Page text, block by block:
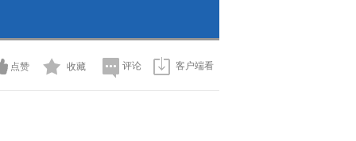
庐陵王
2013-09-25 14:34:25
点赞 收藏 评论 客户端看